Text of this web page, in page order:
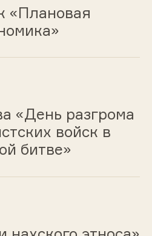
«Плановая
«День разгрома
войск в
битве»